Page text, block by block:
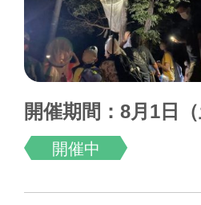
開催期間：8月1日
開催中